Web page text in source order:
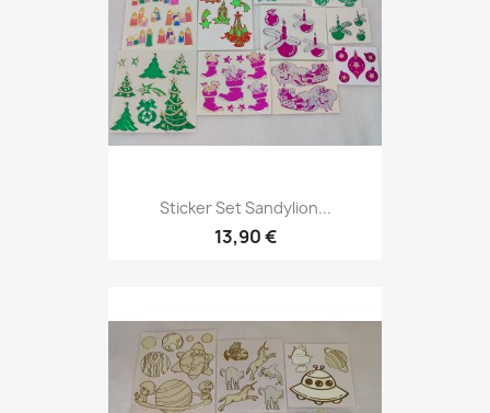
Sticker Set Sandylion...
13,90 €